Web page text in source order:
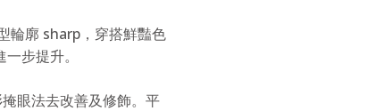
輪廓 sharp，穿搭鮮豔色
步提升。
眼法去改善及修飾。平